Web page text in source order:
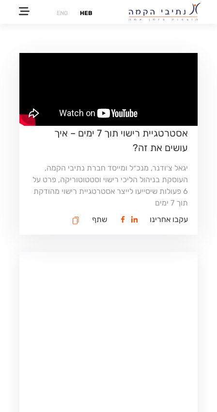
HEB
ENG
אסטרטגיית רישוי תוך 7 ימים – איך
עושים את זה?
יגאל צ׳ודנר, מנכ״ל ומייסד חברת נתיבי הקמה,
העוסקת בניהול הליכי רישוי וסטטוטוריקה, פרט על
6 פעולות שיסייעו לייצר אסטרטגיית רישוי מהודקת
תוך 7 ימים
עקבו אחרינו
שתף